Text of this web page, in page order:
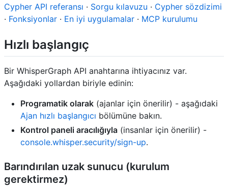
Cypher API referansı · Sorgu kılavuzu · Cypher sözdizimi
· Fonksiyonlar · En iyi uygulamalar · MCP kurulumu
Hızlı başlangıç
Bir WhisperGraph API anahtarına ihtiyacınız var.
Aşağıdaki yollardan biriyle edinin:
Programatik olarak (ajanlar için önerilir) - aşağıdaki
Ajan hızlı başlangıcı bölümüne bakın.
Kontrol paneli aracılığıyla (insanlar için önerilir) -
console.whisper.security/sign-up.
Barındırılan uzak sunucu (kurulum
gerektirmez)